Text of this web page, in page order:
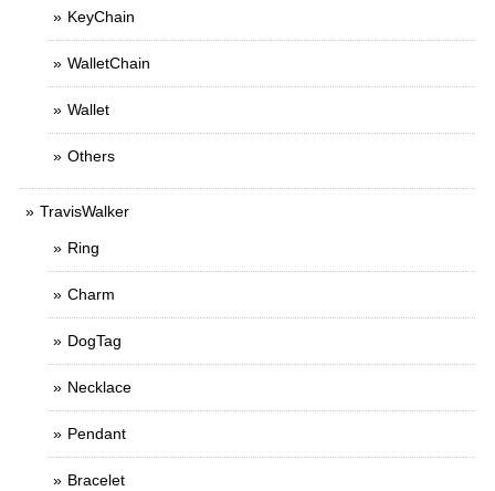
KeyChain
WalletChain
Wallet
Others
TravisWalker
Ring
Charm
DogTag
Necklace
Pendant
Bracelet